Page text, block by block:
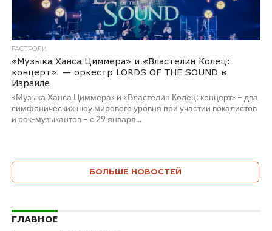
ГАСТРОЛИ
«Музыка Ханса Циммера» и «Властелин Колец:
концерт» — оркестр LORDS OF THE SOUND в
Израиле
«Музыка Ханса Циммера» и «Властелин Колец: концерт» – два
симфонических шоу мирового уровня при участии вокалистов
и рок-музыкантов – с 29 января...
БОЛЬШЕ НОВОСТЕЙ
ГЛАВНОЕ